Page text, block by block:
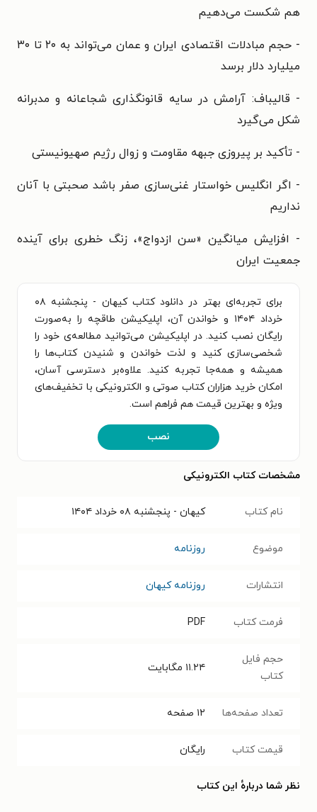
هم شکست می‌دهیم
- حجم مبادلات اقتصادی ایران و عمان می‌تواند به ۲۰ تا ۳۰
میلیارد دلار برسد
- قالیباف: آرامش در سایه قانونگذاری شجاعانه و مدبرانه
شکل می‌گیرد
- تأکید بر پیروزی جبهه مقاومت و زوال رژیم صهیونیستی
- اگر انگلیس خواستار غنی‌سازی صفر باشد صحبتی با آنان
نداریم
- افزایش میانگین «سن ازدواج»، زنگ خطری برای آینده
جمعیت ایران
برای تجربه‌ای بهتر در دانلود کتاب کیهان - پنجشنبه ۰۸
خرداد ۱۴۰۴ و خواندن آن، اپلیکیشن طاقچه را به‌صورت
رایگان نصب کنید. در اپلیکیشن می‌توانید مطالعه‌ی خود را
شخصی‌سازی کنید و لذت خواندن و شنیدن کتاب‌ها را
همیشه و همه‌جا تجربه کنید. علاوه‌بر دسترسی آسان،
امکان خرید هزاران کتاب صوتی و الکترونیکی با تخفیف‌های
ویژه و بهترین قیمت هم فراهم است.
نصب
مشخصات کتاب الکترونیکی
نام کتاب کیهان - پنجشنبه ۰۸ خرداد ۱۴۰۴
موضوع روزنامه
انتشارات روزنامه کیهان
فرمت کتاب PDF
حجم فایل
کتاب
۱۱.۲۴ مگابایت
تعداد صفحه‌ها ۱۲ صفحه
قیمت کتاب رایگان
نظر شما دربارهٔ این کتاب